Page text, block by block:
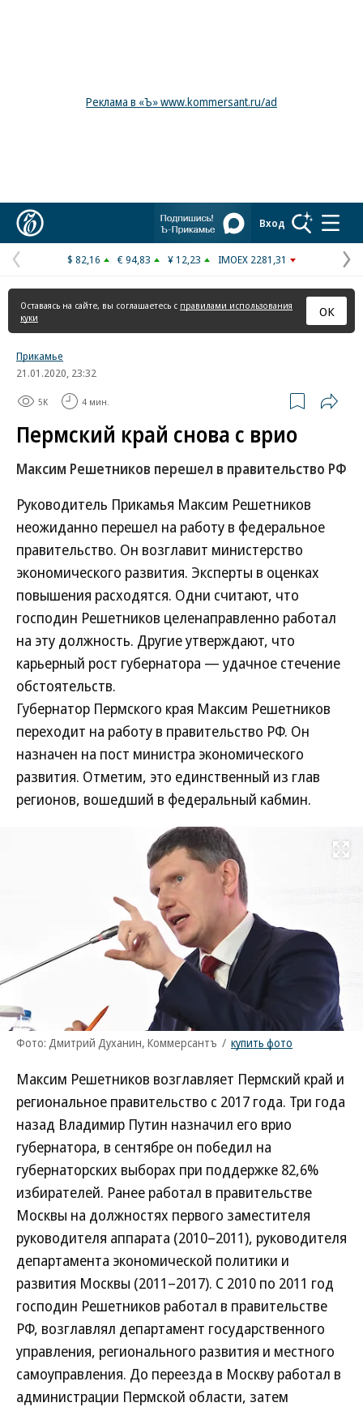
Реклама в «Ъ» www.kommersant.ru/ad
Вход
Предыдущая
страница
$ 82,16 € 94,83 ¥ 12,23 IMOEX 2281,31
Оставаясь на сайте, вы соглашаетесь с правилами использования
куки
ОК
Прикамье
21.01.2020, 23:32
5K 4 мин.
Пермский край снова с врио
Максим Решетников перешел в правительство РФ
Руководитель Прикамья Максим Решетников
неожиданно перешел на работу в федеральное
правительство. Он возглавит министерство
экономического развития. Эксперты в оценках
повышения расходятся. Одни считают, что
господин Решетников целенаправленно работал
на эту должность. Другие утверждают, что
карьерный рост губернатора — удачное стечение
обстоятельств.
Губернатор Пермского края Максим Решетников
переходит на работу в правительство РФ. Он
назначен на пост министра экономического
развития. Отметим, это единственный из глав
регионов, вошедший в федеральный кабмин.
Развернуть
Фото: Дмитрий Духанин, Коммерсантъ / купить фото
Максим Решетников возглавляет Пермский край и
региональное правительство с 2017 года. Три года
назад Владимир Путин назначил его врио
губернатора, в сентябре он победил на
губернаторских выборах при поддержке 82,6%
избирателей. Ранее работал в правительстве
Москвы на должностях первого заместителя
руководителя аппарата (2010–2011), руководителя
департамента экономической политики и
развития Москвы (2011–2017). С 2010 по 2011 год
господин Решетников работал в правительстве
РФ, возглавлял департамент государственного
управления, регионального развития и местного
самоуправления. До переезда в Москву работал в
администрации Пермской области, затем